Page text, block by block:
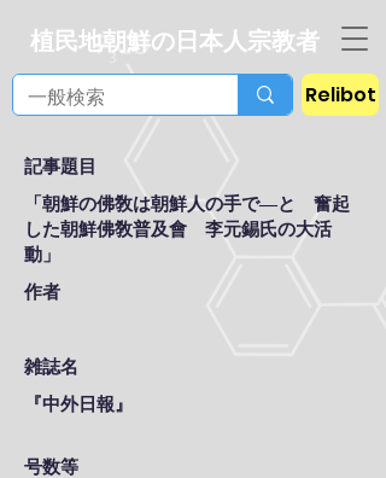
植民地朝鮮の日本人宗教者
Relibot
記事題目
「朝鮮の佛敎は朝鮮人の手で―と 奮起
した朝鮮佛敎普及會 李元錫氏の大活
動」
作者
雑誌名
『中外日報』
号数等